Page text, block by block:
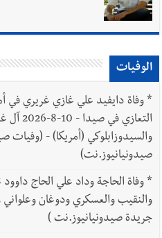
الوفيات
*
التعازي
والسيدوزابلوكي (أمريكا) - (وفيات
صيدونيانيوز.نت)
*
والنقيب والعسكري ودوغان
جريدة صيدونيانيوز.نت )